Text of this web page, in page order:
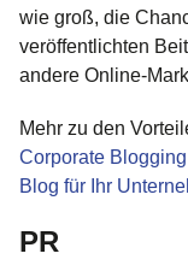
wie groß, die
veröffentlichten
andere Online-
Mehr zu den
Corporate
Blog für Ihr
PR